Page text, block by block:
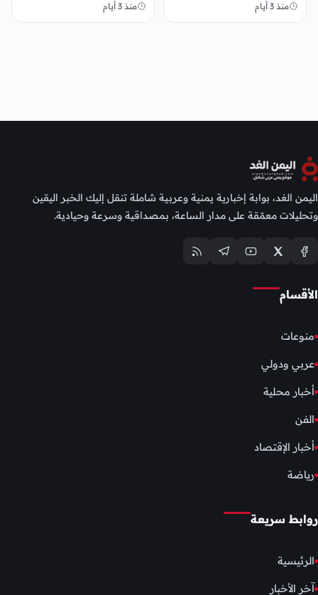
منذ 3 أيام منذ 3 أيام
اليمن الغد، بوابة إخبارية يمنية وعربية شاملة تنقل إليك الخبر اليقين
وتحليلات معمّقة على مدار الساعة، بمصداقية وسرعة وحيادية.
الأقسام
منوعات
عربي ودولي
أخبار محلية
الفن
أخبار الإقتصاد
رياضة
روابط سريعة
الرئيسية
آخر الأخبار